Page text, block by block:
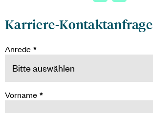
Karriere-Kontaktanfrage
Anrede *
Vorname *